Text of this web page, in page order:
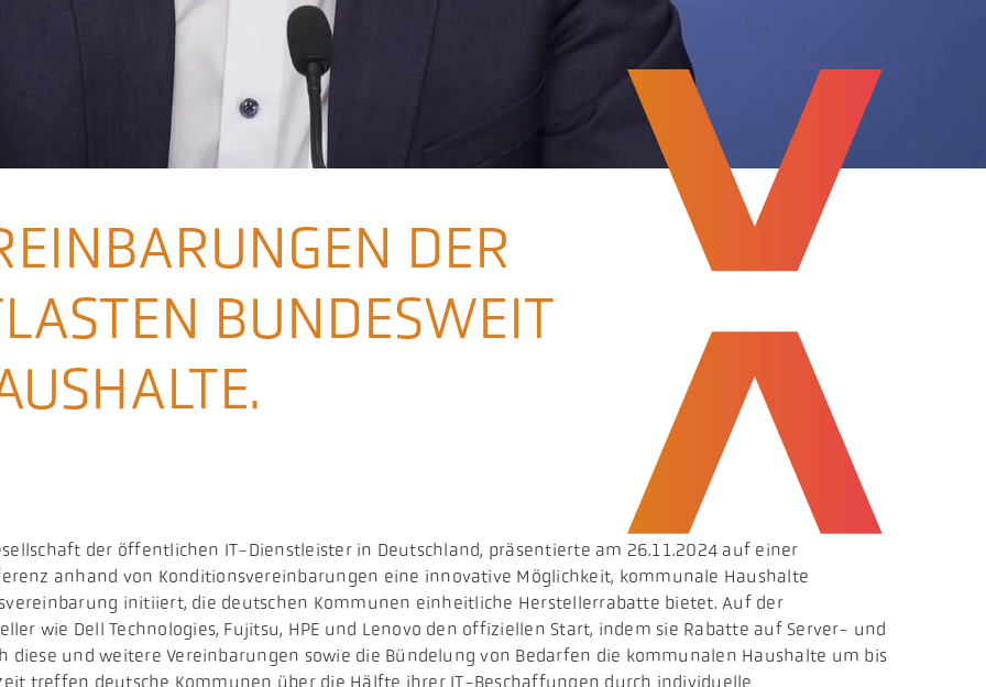
DER
BUNDESWEIT
der öffentlichen IT-Dienstleister in Deutschland, präsentierte am 26.11.2024 auf einer
anhand von Konditionsvereinbarungen eine innovative Möglichkeit, kommunale Haushalte
initiiert, die deutschen Kommunen einheitliche Herstellerrabatte bietet. Auf der
wie Dell Technologies, Fujitsu, HPE und Lenovo den offiziellen Start, indem sie Rabatte auf Server- und
diese und weitere Vereinbarungen sowie die Bündelung von Bedarfen die kommunalen Haushalte um bis
treffen deutsche Kommunen über die Hälfte ihrer IT-Beschaffungen durch individuelle